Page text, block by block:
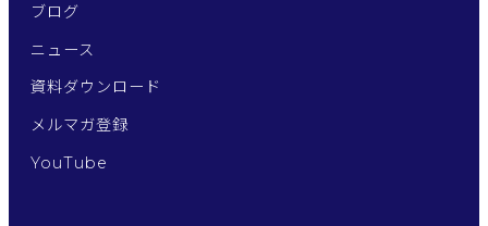
ブログ
ニュース
資料ダウンロード
メルマガ登録
YouTube